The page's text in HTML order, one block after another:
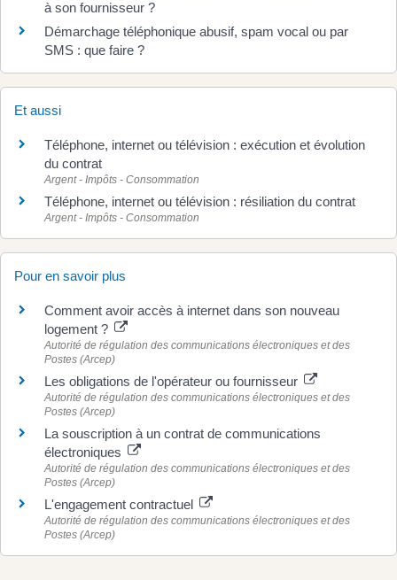
à son fournisseur ?
Démarchage téléphonique abusif, spam vocal ou par
SMS : que faire ?
Et aussi
Téléphone, internet ou télévision : exécution et évolution
du contrat
Argent - Impôts - Consommation
Téléphone, internet ou télévision : résiliation du contrat
Argent - Impôts - Consommation
Pour en savoir plus
Comment avoir accès à internet dans son nouveau
logement ?
Autorité de régulation des communications électroniques et des
Postes (Arcep)
Les obligations de l'opérateur ou fournisseur
Autorité de régulation des communications électroniques et des
Postes (Arcep)
La souscription à un contrat de communications
électroniques
Autorité de régulation des communications électroniques et des
Postes (Arcep)
L'engagement contractuel
Autorité de régulation des communications électroniques et des
Postes (Arcep)